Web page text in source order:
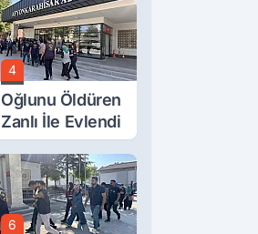
Buluştu
4
Oğlunu Öldüren
Zanlı İle Evlendi
6